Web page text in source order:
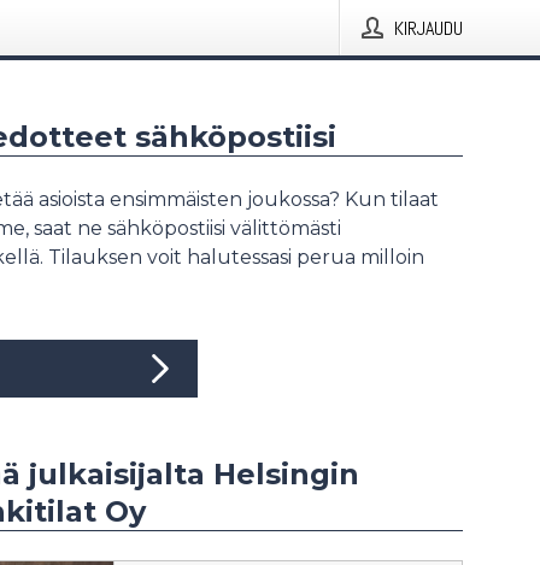
KIRJAUDU
sähköpostiisi
asioista ensimmäisten joukossa? Kun tilaat
saat ne sähköpostiisi välittömästi
Tilauksen voit halutessasi perua milloin
julkaisijalta Helsingin
Oy